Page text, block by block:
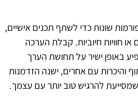
שונות כדי לשתף תכנים אישיים,
חוויות חיוביות. קבלת הערכה
באופן ישיר על תחושת הערך
והיכרות עם אחרים, ישנה הזדמנות
להרגיש טוב יותר עם עצמך.